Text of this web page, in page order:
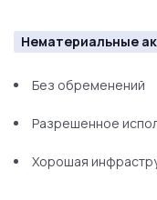
Нематериальные
Без обременений
Разрешенное
Хорошая